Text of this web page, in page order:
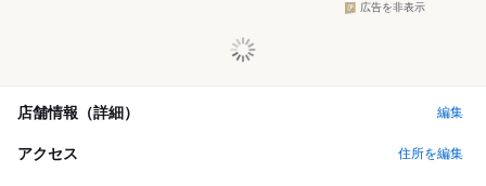
広告を非表示
店舗情報（詳細） 編集
アクセス 住所を編集